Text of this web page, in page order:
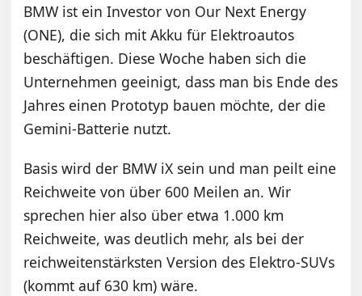
BMW ist ein Investor von Our Next Energy
(ONE), die sich mit Akku für Elektroautos
beschäftigen. Diese Woche haben sich die
Unternehmen geeinigt, dass man bis Ende des
Jahres einen Prototyp bauen möchte, der die
Gemini-Batterie nutzt.
Basis wird der BMW iX sein und man peilt eine
Reichweite von über 600 Meilen an. Wir
sprechen hier also über etwa 1.000 km
Reichweite, was deutlich mehr, als bei der
reichweitenstärksten Version des Elektro-SUVs
(kommt auf 630 km) wäre.